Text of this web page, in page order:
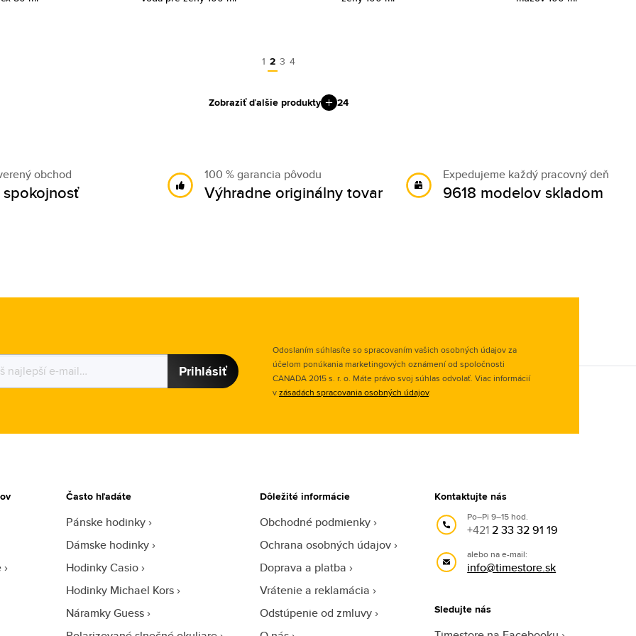
1 2 3 4
Zobraziť ďalšie produkty 24
obchod
spokojnosť
100 % garancia pôvodu
Výhradne originálny tovar
Expedujeme každý pracovný deň
9618 modelov skladom
Prihlásiť
Odoslaním súhlasíte so spracovaním vašich osobných údajov za
účelom ponúkania marketingových oznámení od spoločnosti
CANADA 2015 s. r. o. Máte právo svoj súhlas odvolať. Viac informácií
vzásadách spracovania osobných údajov.
Často hľadáte
Pánske hodinky
Dámske hodinky
Hodinky Casio
Hodinky Michael Kors
Náramky Guess
Dôležité informácie
Obchodné podmienky
Ochrana osobných údajov
Doprava a platba
Vrátenie a reklamácia
Odstúpenie od zmluvy
Kontaktujte nás
Po–Pi 9–15 hod.
+4212 33 32 91 19
alebo na e-mail:
info@timestore.sk
Sledujte nás